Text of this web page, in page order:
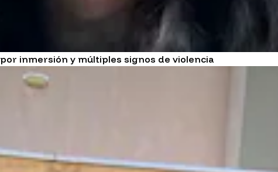
inmersión y múltiples signos de violencia